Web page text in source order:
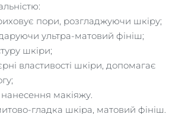
пори, розгладжуючи шкіру;
ультра-матовий фініш;
шкіри;
властивості шкіри, допомагає
макіяжу.
гладка шкіра, матовий фініш.